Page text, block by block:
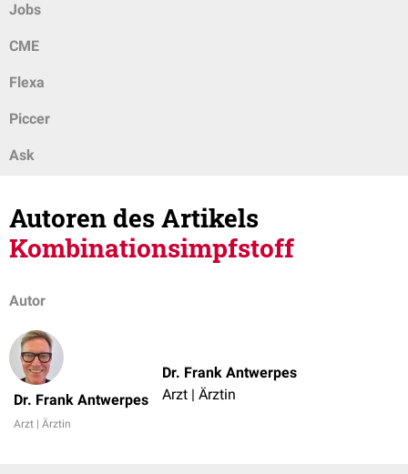
Jobs
CME
Flexa
Piccer
Ask
Autoren des Artikels
Kombinationsimpfstoff
Autor
Dr. Frank Antwerpes
Arzt | Ärztin
Dr. Frank Antwerpes
Arzt | Ärztin